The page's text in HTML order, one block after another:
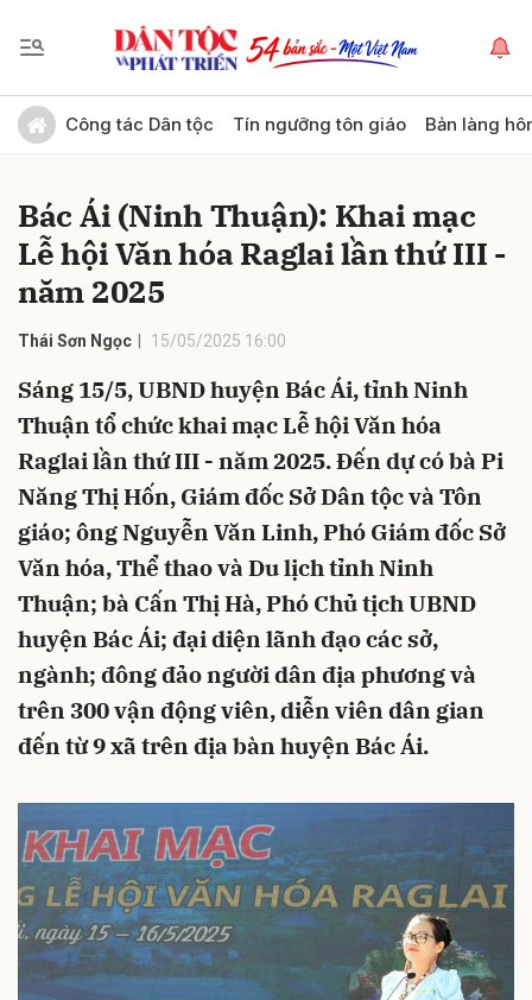
Công tác Dân tộc Tín ngưỡng tôn giáo Bản làng
Bác Ái (Ninh Thuận): Khai mạc
Lễ hội Văn hóa Raglai lần thứ III -
năm 2025
Thái Sơn Ngọc 15/05/2025 16:00
Sáng 15/5, UBND huyện Bác Ái, tỉnh Ninh
Thuận tổ chức khai mạc Lễ hội Văn hóa
Raglai lần thứ III - năm 2025. Đến dự có bà Pi
Năng Thị Hốn, Giám đốc Sở Dân tộc và Tôn
giáo; ông Nguyễn Văn Linh, Phó Giám đốc Sở
Văn hóa, Thể thao và Du lịch tỉnh Ninh
Thuận; bà Cấn Thị Hà, Phó Chủ tịch UBND
huyện Bác Ái; đại diện lãnh đạo các sở,
ngành; đông đảo người dân địa phương và
trên 300 vận động viên, diễn viên dân gian
đến từ 9 xã trên địa bàn huyện Bác Ái.
Gửi bình luận